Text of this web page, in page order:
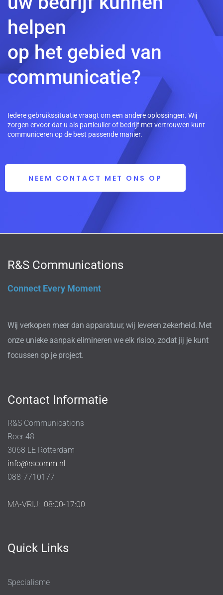
helpen
op het gebied van
communicatie?
Iedere gebruikssituatie vraagt om een andere oplossingen. Wij
zorgen ervoor dat u als particulier of bedrijf met vertrouwen kunt
communiceren op de best passende manier.
NEEM CONTACT MET ONS OP
R&S Communications
Connect Every Moment
Wij verkopen meer dan apparatuur, wij leveren zekerheid. Met
onze unieke aanpak elimineren we elk risico, zodat jij je kunt
focussen op je project.
Contact Informatie
R&S Communications
Roer 48
3068 LE Rotterdam
info@rscomm.nl
088-7710177
MA-VRIJ: 08:00-17:00
Quick Links
Specialisme